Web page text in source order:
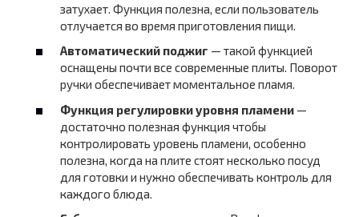
затухает. Функция полезна, если пользователь
отлучается во время приготовления пищи.
Автоматический поджиг — такой функцией
оснащены почти все современные плиты. Поворот
ручки обеспечивает моментальное пламя.
Функция регулировки уровня пламени —
достаточно полезная функция чтобы
контролировать уровень пламени, особенно
полезна, когда на плите стоят несколько посуд
для готовки и нужно обеспечивать контроль для
каждого блюда.